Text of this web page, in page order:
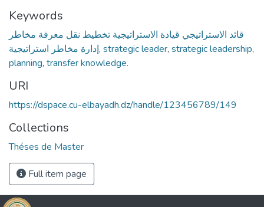
Keywords
قائد الاستراتيجي قيادة الاستراتيجية تخطيط نقل معرفة مخاطر
إدارة مخاطر استراتيجية, strategic leader, strategic leadership,
planning, transfer knowledge.
URI
https://dspace.cu-elbayadh.dz/handle/123456789/149
Collections
Théses de Master
Full item page